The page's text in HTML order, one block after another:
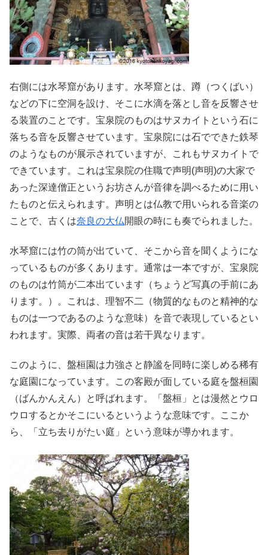
右側には水琴窟があります。水琴窟とは、蹲（つくばい）
などの下に空洞を設け、そこに水滴を落とし音を反響させ
る装置のことです。宝泉院のものはサヌカイトという石に
落ちる音を反響させています。宝泉院には石でできた鉄琴
のようなものが展示されていますが、これもサヌカイトで
できています。これは宝泉院の住職で声明(声明)の大家で
あった深達僧正というお坊さんが音律を調べるために用い
たものと伝えられます。声明とは仏教で用いられる音楽の
ことで、古くは奈良の大仏開眼の時にも奏でられました。
水琴窟には竹の筒が出ていて、そこから音を聞くようにな
っているものが多くあります。通常は一本ですが、宝泉院
のものは竹筒が二本出ています（ちょうど写真の手前にあ
ります。）。これは、理智不二（物質的なものと精神的な
ものは一つであるのような意味）を音で表現しているとい
われます。実際、両者の音は若干異なります。
このように、盤桓園は力強さと静謐を同時に楽しめる稀有
な庭園になっています。この客殿が面している庭を盤桓園
（ばんかんえん）と呼ばれます。「盤桓」とは漫然とウロ
ウロするとかそこにいるというような意味です。ここか
ら、「立ち去りがたい庭」という意味が導かれます。